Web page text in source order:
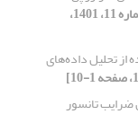
[دوره 9، شماره 11، 1401،
تحلیل داده‌های
تانسور